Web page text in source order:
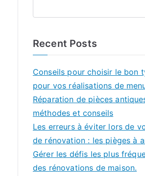
Recent Posts
Conseils pour choisir le bon
pour vos réalisations de
Réparation de pièces
méthodes et conseils
Les erreurs à éviter lors de
de rénovation : les pièges à
Gérer les défis les plus
des rénovations de maison.